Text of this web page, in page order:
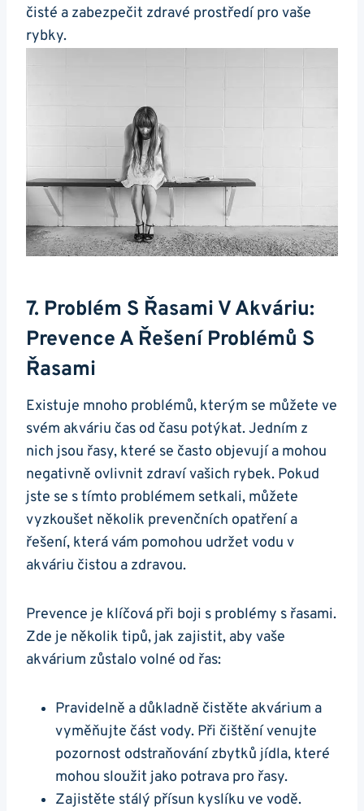
čisté ⁤a zabezpečit zdravé prostředí pro vaše
rybky.
7. Problém S ​řasami V Akváriu:
Prevence⁣ A Řešení Problémů S
Řasami
Existuje mnoho problémů, kterým se můžete ve
svém‍ akváriu čas od času potýkat. Jedním z
nich ⁣jsou řasy, které se často objevují a mohou
negativně ovlivnit zdraví vašich rybek. Pokud
‍jste se s tímto problémem setkali, můžete
vyzkoušet⁤ několik prevenčních ⁣opatření ⁣a
‍řešení,​ která vám pomohou⁣ udržet vodu v
akváriu čistou⁤ a ‍zdravou.
Prevence⁤ je klíčová‌ při boji s problémy s řasami.
Zde je několik tipů, jak zajistit,⁤ aby vaše
akvárium‌ zůstalo‌ volné ⁢od ⁤řas:
Pravidelně a důkladně čistěte akvárium a
vyměňujte část vody. Při čištění venujte
⁢pozornost odstraňování⁢ zbytků jídla, které
mohou ‍sloužit jako potrava pro řasy.
Zajistěte stálý přísun kyslíku ve ​vodě.